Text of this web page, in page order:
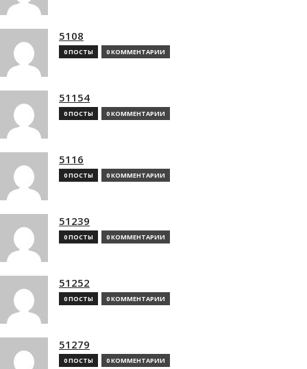
5108
0 ПОСТЫ 0 КОММЕНТАРИИ
51154
0 ПОСТЫ 0 КОММЕНТАРИИ
5116
0 ПОСТЫ 0 КОММЕНТАРИИ
51239
0 ПОСТЫ 0 КОММЕНТАРИИ
51252
0 ПОСТЫ 0 КОММЕНТАРИИ
51279
0 ПОСТЫ 0 КОММЕНТАРИИ